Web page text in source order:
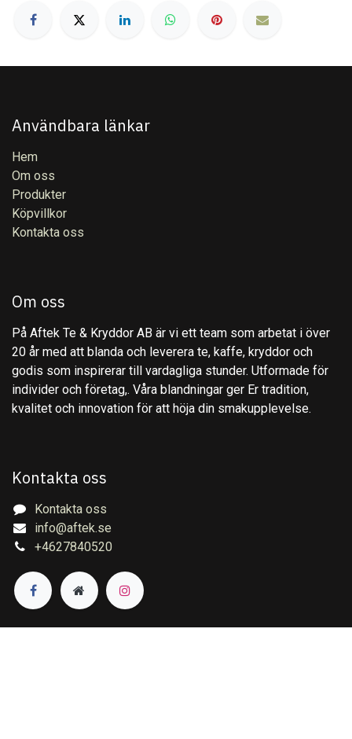
Användbara länkar
Hem
Om oss
Produkter
Köpvillkor
Kontakta oss
Om oss
På Aftek Te & Kryddor AB är vi ett team som arbetat i över
20 år med att blanda och leverera te, kaffe, kryddor och
godis som inspirerar till vardagliga stunder. Utformade för
individer och företag,. Våra blandningar ger Er tradition,
kvalitet och innovation för att höja din smakupplevelse.
Kontakta oss
Kontakta oss
info@aftek.se
+4627840520